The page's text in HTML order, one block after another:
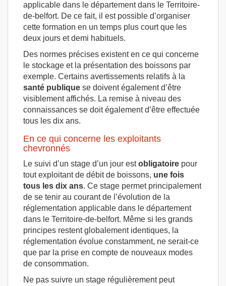
applicable dans le département dans le Territoire-
de-belfort. De ce fait, il est possible d’organiser
cette formation en un temps plus court que les
deux jours et demi habituels.
Des normes précises existent en ce qui concerne
le stockage et la présentation des boissons par
exemple. Certains avertissements relatifs à la
santé publique se doivent également d’être
visiblement affichés. La remise à niveau des
connaissances se doit également d’être effectuée
tous les dix ans.
En ce qui concerne les exploitants
chevronnés
Le suivi d’un stage d’un jour estobligatoire pour
tout exploitant de débit de boissons, une fois
tous les dix ans. Ce stage permet principalement
de se tenir au courant de l’évolution de la
réglementation applicable dans le département
dans le Territoire-de-belfort. Même si les grands
principes restent globalement identiques, la
réglementation évolue constamment, ne serait-ce
que par la prise en compte de nouveaux modes
de consommation.
Ne pas suivre un stage régulièrement peut